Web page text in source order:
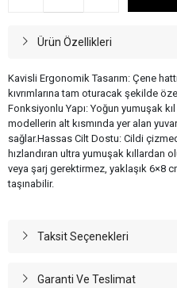
Ürün Özellikleri
Kavisli Ergonomik Tasarım: Çene
kıvrımlarına tam oturacak şekilde
Fonksiyonlu Yapı: Yoğun yumuşak
modellerin alt kısmında yer alan
sağlar.Hassas Cilt Dostu: Cildi
hızlandıran ultra yumuşak kıllardan
veya şarj gerektirmez, yaklaşık 6×8
taşınabilir.
Taksit Seçenekleri
Garanti Ve Teslimat